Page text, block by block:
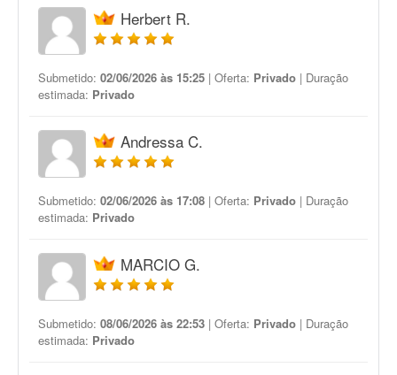
Herbert R.
Submetido: 02/06/2026 às 15:25 | Oferta: Privado | Duração
estimada: Privado
Andressa C.
Submetido: 02/06/2026 às 17:08 | Oferta: Privado | Duração
estimada: Privado
MARCIO G.
Submetido: 08/06/2026 às 22:53 | Oferta: Privado | Duração
estimada: Privado